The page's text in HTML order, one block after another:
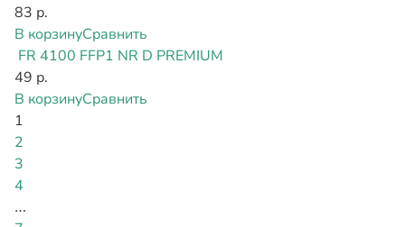
83 р.
В корзинуСравнить
FR 4100 FFP1 NR D PREMIUM
49 р.
В корзинуСравнить
1
2
3
4
…